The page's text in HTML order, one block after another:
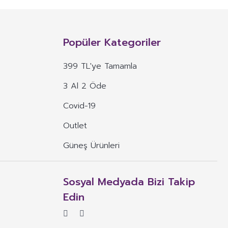
maddelerin konsantre veya ekstraktlarının tek başına veya
dozu belirlenmiş ürünleri ifade eder.
böyle özelliklere atıfta bulunan ifadeler yer alamaz.
eden veya vurgulayan ifadeler yer alamaz.
Popüler Kategoriler
399 TL'ye Tamamla
3 Al 2 Öde
Covid-19
Outlet
Güneş Ürünleri
Sosyal Medyada Bizi Takip
Edin